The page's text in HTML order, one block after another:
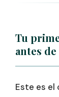
Tu
antes
Este es